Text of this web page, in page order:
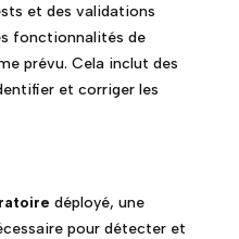
et des validations
fonctionnalités de
prévu. Cela inclut des
et corriger les
déployé, une
pour détecter et